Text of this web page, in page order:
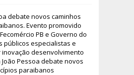
debate novos caminhos
Evento promovido
PB e Governo do
públicos especialistas e
desenvolvimento
João Pessoa debate novos
paraibanos